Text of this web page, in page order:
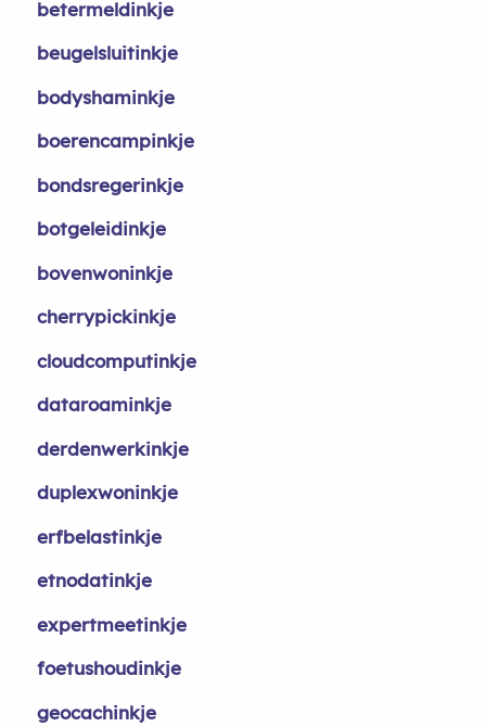
betermeldinkje
beugelsluitinkje
bodyshaminkje
boerencampinkje
bondsregerinkje
botgeleidinkje
bovenwoninkje
cherrypickinkje
cloudcomputinkje
dataroaminkje
derdenwerkinkje
duplexwoninkje
erfbelastinkje
etnodatinkje
expertmeetinkje
foetushoudinkje
geocachinkje